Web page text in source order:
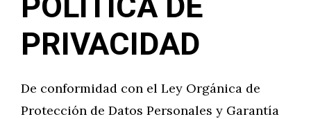
PRIVACIDAD
De conformidad con el Ley Orgánica de
Protección de Datos Personales y Garantía